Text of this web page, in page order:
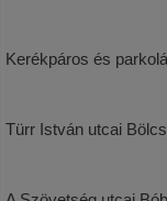
Kerékpáros és
Türr István utcai